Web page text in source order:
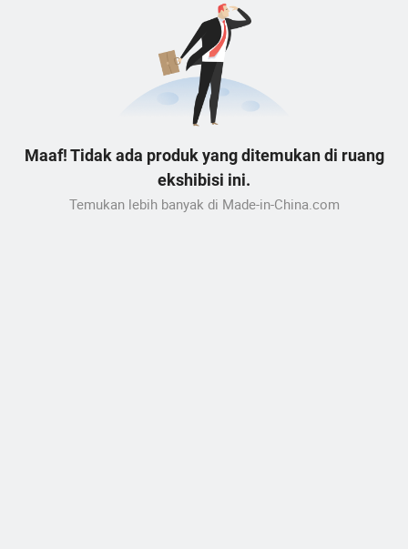
Maaf! Tidak ada produk yang ditemukan di ruang
ekshibisi ini.
Temukan lebih banyak di Made-in-China.com